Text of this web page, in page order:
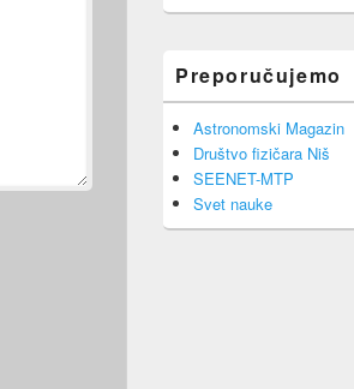
Preporučujemo
Astronomski Magazin
Društvo fizičara Niš
SEENET-MTP
Svet nauke